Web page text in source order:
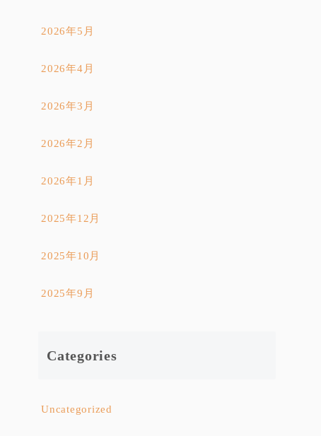
2026年5月
2026年4月
2026年3月
2026年2月
2026年1月
2025年12月
2025年10月
2025年9月
Categories
Uncategorized